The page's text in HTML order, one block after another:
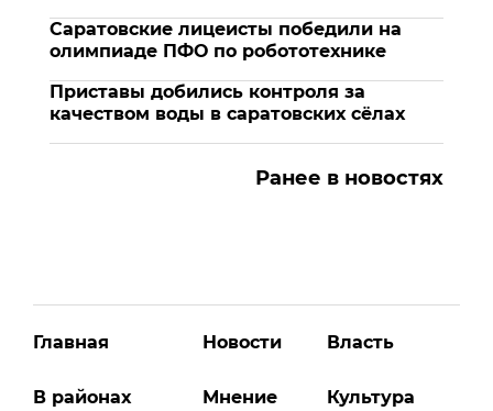
Саратовские лицеисты победили на
олимпиаде ПФО по робототехнике
Приставы добились контроля за
качеством воды в саратовских сёлах
Ранее в новостях
Главная
В районах
Новости
Мнение
Власть
Культура